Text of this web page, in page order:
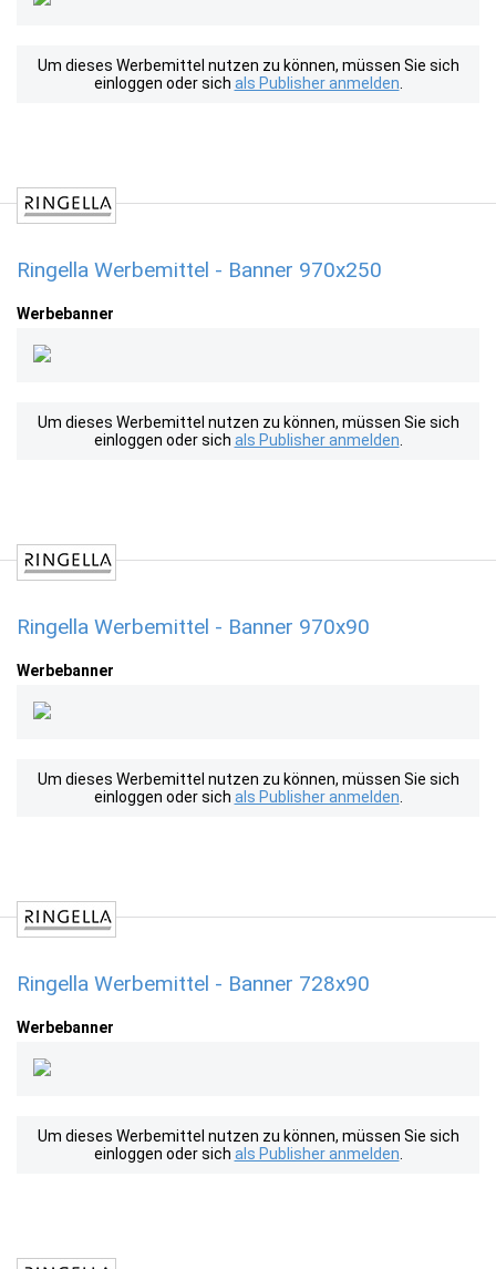
Um dieses Werbemittel nutzen zu können, müssen Sie sich
einloggen oder sich als Publisher anmelden
Ringella Werbemittel - Banner 970x250
Werbebanner
Um dieses Werbemittel nutzen zu können, müssen Sie sich
einloggen oder sich als Publisher anmelden
Ringella Werbemittel - Banner 970x90
Werbebanner
Um dieses Werbemittel nutzen zu können, müssen Sie sich
einloggen oder sich als Publisher anmelden
Ringella Werbemittel - Banner 728x90
Werbebanner
Um dieses Werbemittel nutzen zu können, müssen Sie sich
einloggen oder sich als Publisher anmelden